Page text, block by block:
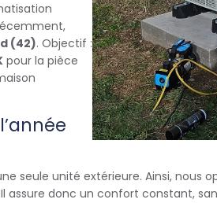
(42). Objectif :
pour la pièce
seule unité extérieure. Ainsi, nous
assure donc un confort constant,